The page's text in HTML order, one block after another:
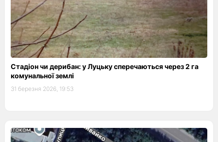
Стадіон чи дерибан: у Луцьку сперечаються через 2 га
комунальної землі
31 березня 2026, 19:53